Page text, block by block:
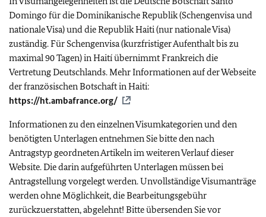
Domingo für die Dominikanische Republik (Schengenvisa und
nationale Visa) und die Republik Haiti (nur nationale Visa)
zuständig. Für Schengenvisa (kurzfristiger Aufenthalt bis zu
maximal 90 Tagen) in Haití übernimmt Frankreich die
Vertretung Deutschlands. Mehr Informationen auf der Webseite
der französischen Botschaft in Haiti:
https://ht.ambafrance.org/
Informationen zu den einzelnen Visumkategorien und den
benötigten Unterlagen entnehmen Sie bitte den nach
Antragstyp geordneten Artikeln im weiteren Verlauf dieser
Website. Die darin aufgeführten Unterlagen müssen bei
Antragstellung vorgelegt werden. Unvollständige Visumanträge
werden ohne Möglichkeit, die Bearbeitungsgebühr
zurückzuerstatten, abgelehnt! Bitte übersenden Sie vor